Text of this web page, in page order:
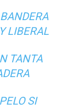
LIBERAL
TANTA
SI